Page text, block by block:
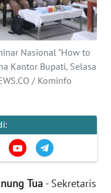
Nasional "How to
Kantor Bupati, Selasa
/ Kominfo
Tua - Sekretaris